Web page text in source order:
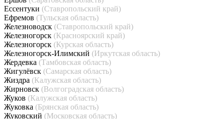
Ессентуки (Ставропольский край)
Ефремов (Тульская область)
Железноводск (Ставропольский край)
Железногорск (Красноярский край)
Железногорск (Курская область)
Железногорск-Илимский (Иркутская область)
Жердевка (Тамбовская область)
Жигулёвск (Самарская область)
Жиздра (Калужская область)
Жирновск (Волгоградская область)
Жуков (Калужская область)
Жуковка (Брянская область)
Жуковский (Московская область)